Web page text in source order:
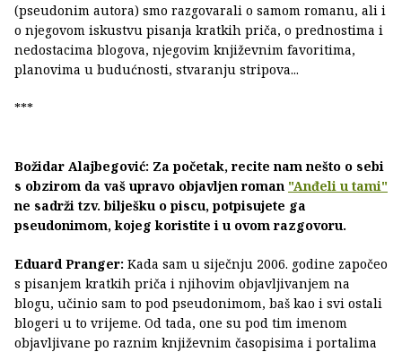
(pseudonim autora) smo razgovarali o samom romanu, ali i
o njegovom iskustvu pisanja kratkih priča, o prednostima i
nedostacima blogova, njegovim književnim favoritima,
planovima u budućnosti, stvaranju stripova...
***
Božidar Alajbegović: Za početak, recite nam nešto o sebi
s obzirom da vaš upravo objavljen roman "Anđeli u tami"
ne sadrži tzv. bilješku o piscu, potpisujete ga
pseudonimom, kojeg koristite i u ovom razgovoru.
Eduard Pranger: Kada sam u siječnju 2006. godine započeo
s pisanjem kratkih priča i njihovim objavljivanjem na
blogu, učinio sam to pod pseudonimom, baš kao i svi ostali
blogeri u to vrijeme. Od tada, one su pod tim imenom
objavljivane po raznim književnim časopisima i portalima